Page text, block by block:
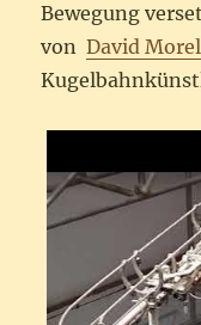
Bewegung
vonDavid